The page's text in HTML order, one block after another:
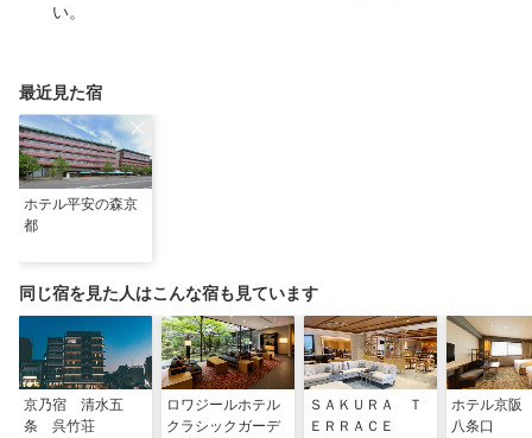
い。
最近見た宿
ホテル平安の森京
都
同じ宿を見た人はこんな宿も見ています
京乃宿 清水五
条 呉竹荘
ロワジールホテル
クラシックガーデ
ＳＡＫＵＲＡ Ｔ
ＥＲＲＡＣＥ
ホテル京
八条口